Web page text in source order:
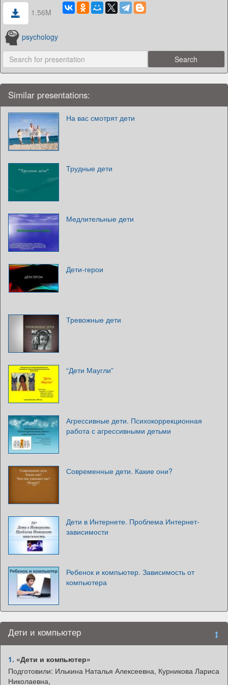
1.56M
psychology
Similar presentations:
На вас смотрят дети
Трудные дети
Медлительные дети
Дети-герои
Тревожные дети
“Дети Маугли”
Агрессивные дети. Психокоррекционная
работа с агрессивными детьми
Современные дети. Какие они?
Дети в Интернете. Проблема Интернет-
зависимости
Ребенок и компьютер. Зависимость от
компьютера
Дети и компьютер
1. «Дети и компьютер»
Подготовили: Илькина Наталья Алексеевна, Курникова Лариса
Николаевна,